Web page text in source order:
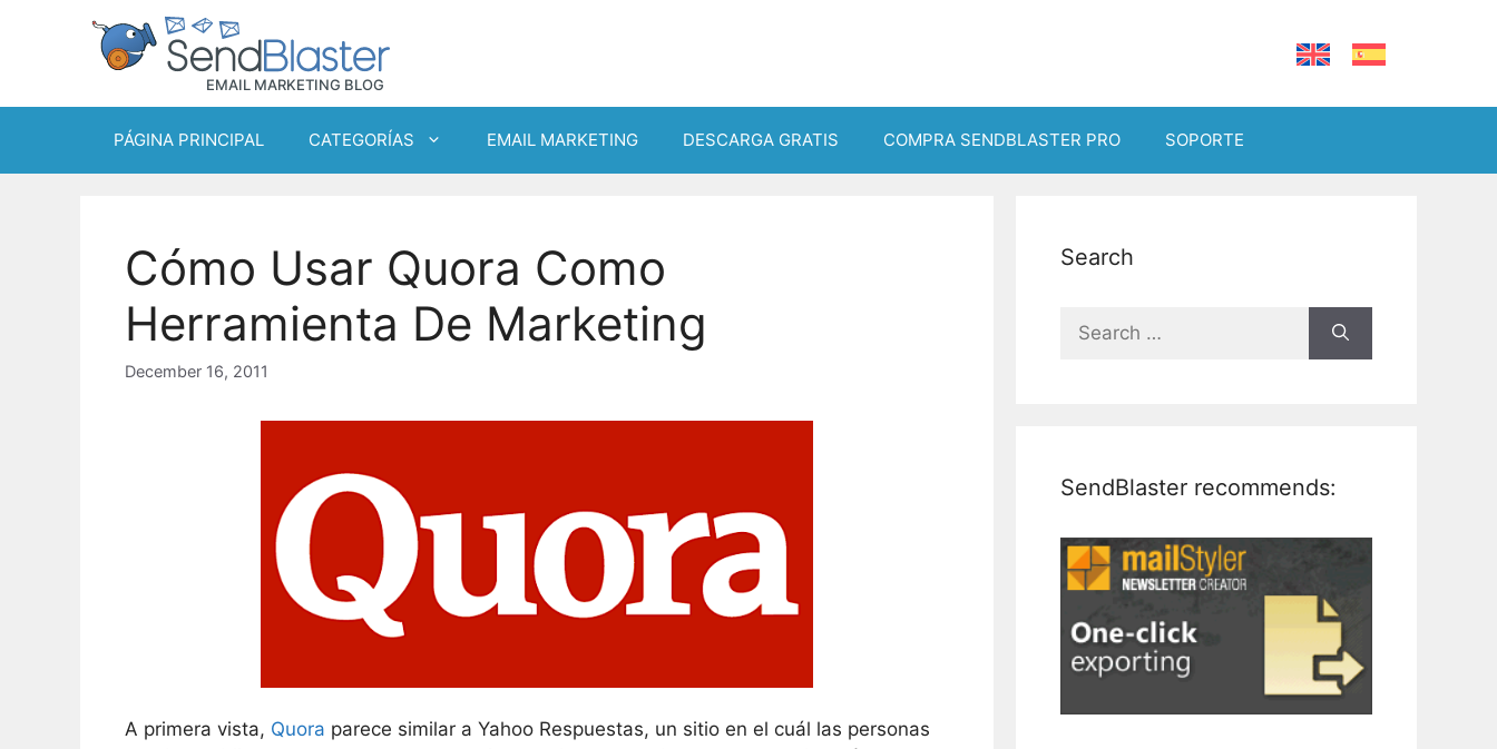
PÁGINA PRINCIPAL CATEGORÍAS EMAIL MARKETING DESCARGA GRATIS COMPRA SENDBLASTER PRO SOPORTE
Cómo Usar Quora Como
Herramienta De Marketing
December 16, 2011
A primera vista, Quora parece similar a Yahoo Respuestas, un sitio en el cuál las personas
Search
Search
SendBlaster recommends: